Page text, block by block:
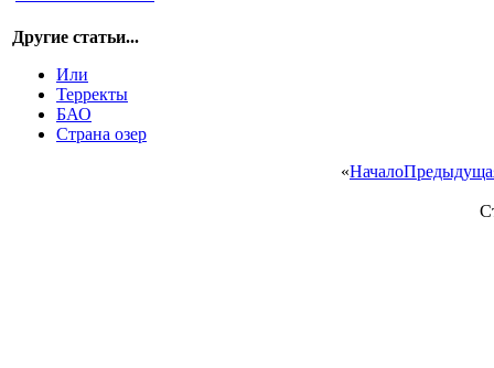
Другие статьи...
Или
Терректы
БАО
Страна озер
«Начало